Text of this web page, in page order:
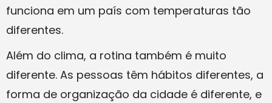
funciona em um país com temperaturas tão
diferentes.
Além do clima, a rotina também é muito
diferente. As pessoas têm hábitos diferentes, a
forma de organização da cidade é diferente, e